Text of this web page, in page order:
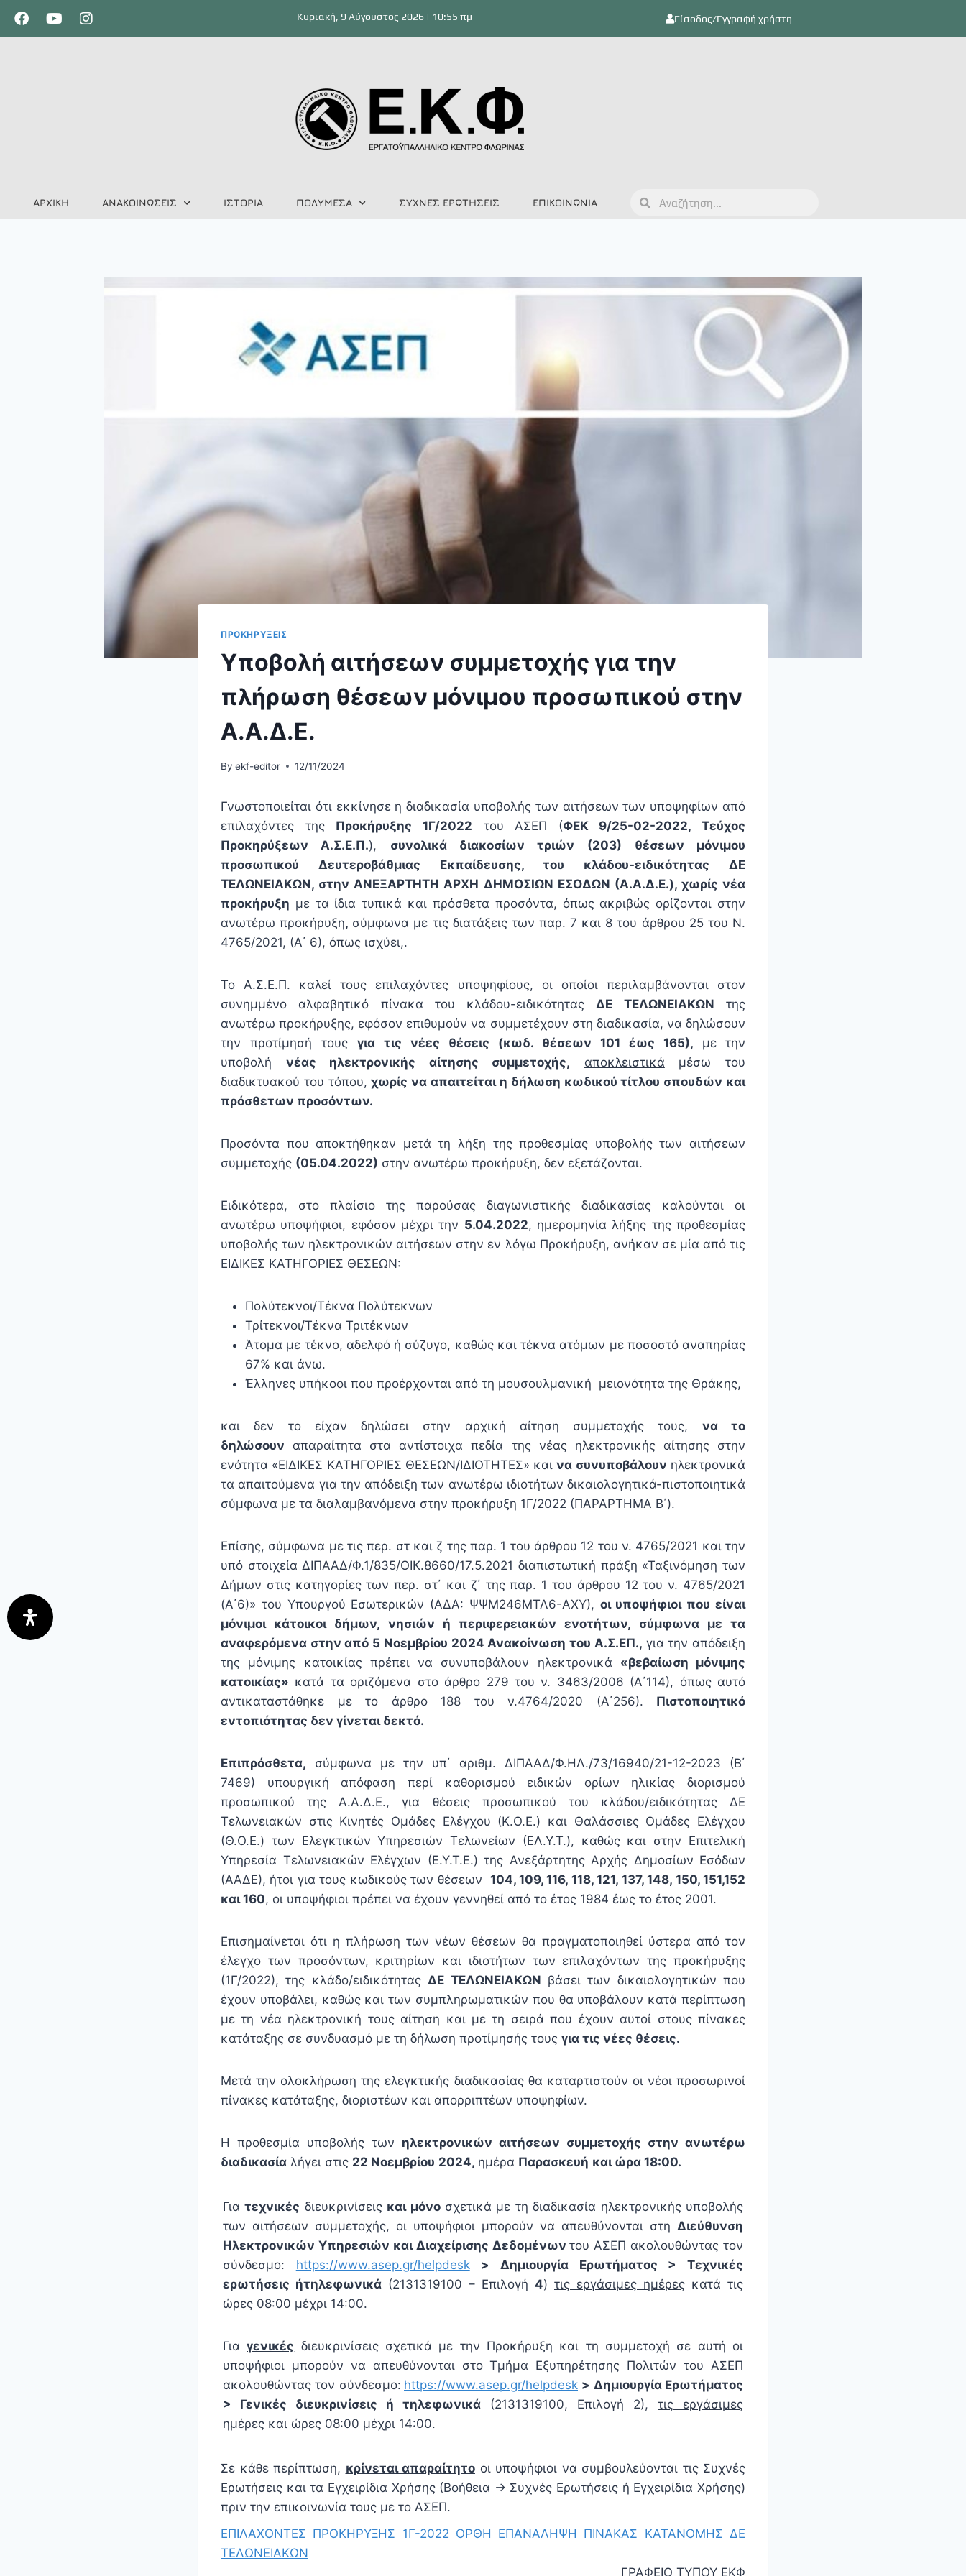
Κυριακή, 9 Αύγουστος 2026 | 10:55 πμ Είσοδος/Εγγραφή χρήστη
ΑΡΧΙΚΗ ΑΝΑΚΟΙΝΩΣΕΙΣ ΙΣΤΟΡΙΑ ΠΟΛΥΜΕΣΑ ΣΥΧΝΕΣ ΕΡΩΤΗΣΕΙΣ ΕΠΙΚΟΙΝΩΝΙΑ
ΠΡΟΚΗΡΥΞΕΙΣ
Υποβολή αιτήσεων συμμετοχής για την
πλήρωση θέσεων μόνιμου προσωπικού στην
Α.Α.Δ.Ε.
By ekf-editor 12/11/2024
Γνωστοποιείται ότι εκκίνησε η διαδικασία υποβολής των αιτήσεων των υποψηφίων από
επιλαχόντες της Προκήρυξης 1Γ/2022 του ΑΣΕΠ (ΦΕΚ 9/25-02-2022, Τεύχος
Προκηρύξεων Α.Σ.Ε.Π.), συνολικά διακοσίων τριών
(203) θέσεων μόνιμου
προσωπικού Δευτεροβάθμιας Εκπαίδευσης, του κλάδου-ειδικότητας ΔΕ
ΤΕΛΩΝΕΙΑΚΩΝ, στην ΑΝΕΞΑΡΤΗΤΗ ΑΡΧΗ ΔΗΜΟΣΙΩΝ ΕΣΟΔΩΝ (Α.Α.Δ.Ε.), χωρίς νέα
προκήρυξη με τα ίδια τυπικά και πρόσθετα προσόντα, όπως ακριβώς ορίζονται στην
ανωτέρω προκήρυξη, σύμφωνα με τις διατάξεις των παρ. 7 και 8 του άρθρου 25 του Ν.
4765/2021, (Α΄ 6), όπως ισχύει,.
Το Α.Σ.Ε.Π. καλεί τους επιλαχόντες υποψηφίους, οι οποίοι περιλαμβάνονται στον
συνημμένο αλφαβητικό πίνακα του κλάδου-ειδικότητας ΔΕ ΤΕΛΩΝΕΙΑΚΩΝ της
ανωτέρω προκήρυξης, εφόσον επιθυμούν να συμμετέχουν στη διαδικασία, να δηλώσουν
την προτίμησή τους για τις νέες θέσεις (κωδ. θέσεων 101 έως 165), με την
υποβολή νέας ηλεκτρονικής αίτησης συμμετοχής, αποκλειστικά μέσω του
διαδικτυακού του τόπου,χωρίς να απαιτείται η δήλωση κωδικού τίτλου σπουδών και
πρόσθετων προσόντων.
Προσόντα που αποκτήθηκαν μετά τη λήξη της προθεσμίας υποβολής των αιτήσεων
συμμετοχής (05.04.2022) στην ανωτέρω προκήρυξη, δεν εξετάζονται.
Ειδικότερα, στο πλαίσιο της παρούσας διαγωνιστικής διαδικασίας καλούνται οι
ανωτέρω υποψήφιοι, εφόσον μέχρι την 5.04.2022, ημερομηνία λήξης της προθεσμίας
υποβολής των ηλεκτρονικών αιτήσεων στην εν λόγω Προκήρυξη, ανήκαν σε μία από τις
ΕΙΔΙΚΕΣ ΚΑΤΗΓΟΡΙΕΣ ΘΕΣΕΩΝ:
Πολύτεκνοι/Τέκνα Πολύτεκνων
Τρίτεκνοι/Τέκνα Τριτέκνων
Άτομα με τέκνο, αδελφό ή σύζυγο, καθώς και τέκνα ατόμων με ποσοστό αναπηρίας
67% και άνω.
Έλληνες υπήκοοι που προέρχονται από τη μουσουλμανική μειονότητα της Θράκης,
και δεν το είχαν δηλώσει στην αρχική αίτηση συμμετοχής τους, να το
δηλώσουν απαραίτητα στα αντίστοιχα πεδία της νέας ηλεκτρονικής αίτησης στην
ενότητα «ΕΙΔΙΚΕΣ ΚΑΤΗΓΟΡΙΕΣ ΘΕΣΕΩΝ/ΙΔΙΟΤΗΤΕΣ» καινα συνυποβάλουν ηλεκτρονικά
τα απαιτούμενα για την απόδειξη των ανωτέρω ιδιοτήτων δικαιολογητικά-πιστοποιητικά
σύμφωνα με τα διαλαμβανόμενα στην προκήρυξη 1Γ/2022 (ΠΑΡΑΡΤΗΜΑ Β΄).
Επίσης, σύμφωνα με τις περ. στ και ζ της παρ. 1 του άρθρου 12 του ν. 4765/2021 και την
υπό στοιχεία ΔΙΠΑΑΔ/Φ.1/835/ΟΙΚ.8660/17.5.2021 διαπιστωτική πράξη «Ταξινόμηση των
Δήμων στις κατηγορίες των περ. στ΄ και ζ΄ της παρ. 1 του άρθρου 12 του ν. 4765/2021
(Α΄6)» του Υπουργού Εσωτερικών (ΑΔΑ: ΨΨΜ246ΜΤΛ6-ΑΧΥ), οι υποψήφιοι που είναι
μόνιμοι κάτοικοι δήμων, νησιών ή περιφερειακών ενοτήτων, σύμφωνα με τα
αναφερόμενα στην από 5 Νοεμβρίου 2024 Ανακοίνωση του Α.Σ.ΕΠ., για την απόδειξη
της μόνιμης κατοικίας πρέπει να συνυποβάλουν ηλεκτρονικά «βεβαίωση μόνιμης
κατοικίας» κατά τα οριζόμενα στο άρθρο 279 του ν. 3463/2006 (Α΄114), όπως αυτό
αντικαταστάθηκε με το άρθρο 188 του ν.4764/2020 (Α΄256). Πιστοποιητικό
εντοπιότητας δεν γίνεται δεκτό.
Επιπρόσθετα, σύμφωνα με την υπ΄ αριθμ. ΔΙΠΑΑΔ/Φ.ΗΛ./73/16940/21-12-2023 (Β΄
7469) υπουργική απόφαση περί καθορισμού ειδικών ορίων ηλικίας διορισμού
προσωπικού της Α.Α.Δ.Ε., για θέσεις προσωπικού του κλάδου/ειδικότητας ΔΕ
Τελωνειακών στις Κινητές Ομάδες Ελέγχου (Κ.Ο.Ε.) και Θαλάσσιες Ομάδες Ελέγχου
(Θ.Ο.Ε.) των Ελεγκτικών Υπηρεσιών Τελωνείων (ΕΛ.Υ.Τ.), καθώς και στην Επιτελική
Υπηρεσία Τελωνειακών Ελέγχων (Ε.Υ.Τ.Ε.) της Ανεξάρτητης Αρχής Δημοσίων Εσόδων
(ΑΑΔΕ), ήτοι για τους κωδικούς των θέσεων 104, 109, 116, 118, 121, 137, 148, 150, 151,152
και 160, οι υποψήφιοι πρέπει να έχουν γεννηθεί από το έτος 1984 έως το έτος 2001.
Επισημαίνεται ότι η πλήρωση των νέων θέσεων θα πραγματοποιηθεί ύστερα από τον
έλεγχο των προσόντων, κριτηρίων και ιδιοτήτων των επιλαχόντων της προκήρυξης
(1Γ/2022), της κλάδο/ειδικότητας ΔΕ ΤΕΛΩΝΕΙΑΚΩΝ βάσει των δικαιολογητικών που
έχουν υποβάλει, καθώς και των συμπληρωματικών που θα υποβάλουν κατά περίπτωση
με τη νέα ηλεκτρονική τους αίτηση και με τη σειρά που έχουν αυτοί στους πίνακες
κατάταξης σε συνδυασμό με τη δήλωση προτίμησής τους για τις νέες θέσεις.
Μετά την ολοκλήρωση της ελεγκτικής διαδικασίας θα καταρτιστούν οι νέοι προσωρινοί
πίνακες κατάταξης, διοριστέων και απορριπτέων υποψηφίων.
Η προθεσμία υποβολής των ηλεκτρονικών αιτήσεων συμμετοχής στην ανωτέρω
διαδικασία λήγει στις 22 Νοεμβρίου 2024, ημέρα Παρασκευή και ώρα 18:00.
Γιατεχνικές διευκρινίσεις και μόνοσχετικά με τη διαδικασία ηλεκτρονικής υποβολής
των αιτήσεων συμμετοχής, οι υποψήφιοι μπορούν να απευθύνονται στη Διεύθυνση
Ηλεκτρονικών Υπηρεσιών και Διαχείρισης Δεδομένωντου ΑΣΕΠ ακολουθώντας τον
σύνδεσμο: https://www.asep.gr/helpdesk
> Δημιουργία Ερωτήματος > Τεχνικές
ερωτήσεις ήτηλεφωνικά (2131319100 – Επιλογή 4) τις εργάσιμες ημέρες κατά τις
ώρες 08:00 μέχρι 14:00.
Γιαγενικές διευκρινίσεις σχετικά με την Προκήρυξη και τη συμμετοχή σε αυτή οι
υποψήφιοι μπορούν να απευθύνονται στο Τμήμα Εξυπηρέτησης Πολιτών του ΑΣΕΠ
ακολουθώντας τον σύνδεσμο: https://www.asep.gr/helpdesk > Δημιουργία Ερωτήματος
> Γενικές διευκρινίσεις ή τηλεφωνικά (2131319100, Επιλογή 2), τις εργάσιμες
ημέρες και ώρες 08:00 μέχρι 14:00.
Σε κάθε περίπτωση, κρίνεται απαραίτητο οι υποψήφιοι να συμβουλεύονται τις Συχνές
Ερωτήσεις και τα Εγχειρίδια Χρήσης (Βοήθεια → Συχνές Ερωτήσεις ή Εγχειρίδια Χρήσης)
πριν την επικοινωνία τους με το ΑΣΕΠ.
ΕΠΙΛΑΧΟΝΤΕΣ ΠΡΟΚΗΡΥΞΗΣ 1Γ-2022 ΟΡΘΗ ΕΠΑΝΑΛΗΨΗ ΠΙΝΑΚΑΣ ΚΑΤΑΝΟΜΗΣ ΔΕ
ΤΕΛΩΝΕΙΑΚΩΝ
ΓΡΑΦΕΙΟ ΤΥΠΟΥ ΕΚΦ